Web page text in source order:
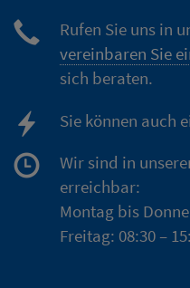
Rufen Sie uns in
vereinbaren Sie
sich beraten.
Sie können auch
Wir sind in
erreichbar:
Montag bis
Freitag: 08:30 –